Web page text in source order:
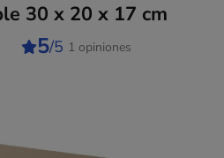
30 x 20 x 17 cm
5/5 1 opiniones